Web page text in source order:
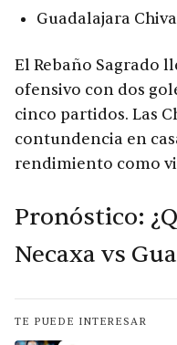
Guadalajara
El Rebaño Sagrado
ofensivo con dos
cinco partidos. Las
contundencia en
rendimiento como
Pronóstico:
Necaxa vs
TE PUEDE INTERESAR